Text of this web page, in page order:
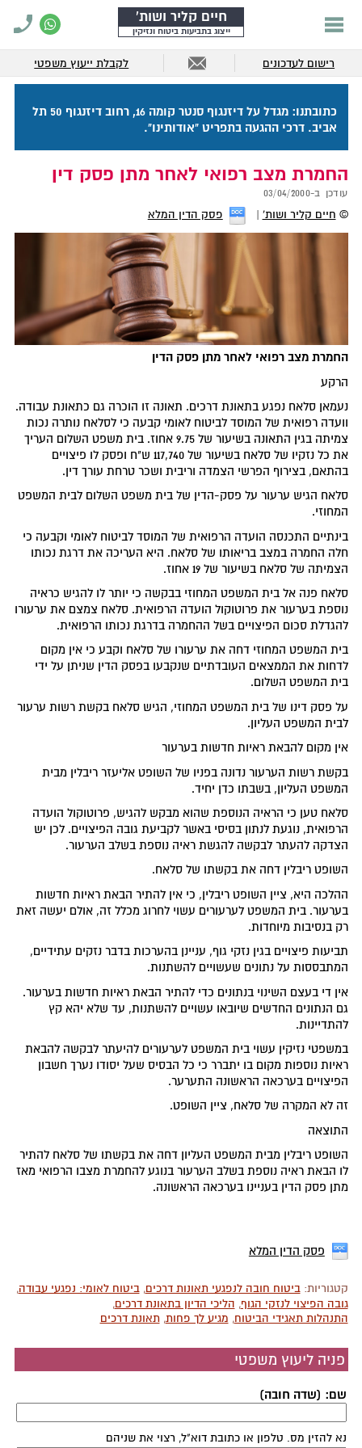
חיים קליר ושות'
ייצוג בתביעות ביטוח ונזיקין
רישום לעדכונים לקבלת ייעוץ משפטי
כתובתנו: מגדל על דיזנגוף סנטר קומה 16, רחוב דיזנגוף 50 תל
אביב. דרכי ההגעה בתפריט "אודותינו".
החמרת מצב רפואי לאחר מתן פסק דין
עודכן ב-03/04/2000
© חיים קליר ושות' פסק הדין המלא
החמרת מצב רפואי לאחר מתן פסק הדין
הרקע
נעמאן סלאח נפגע בתאונת דרכים. תאונה זו הוכרה גם כתאונת עבודה.
וועדה רפואית של המוסד לביטוח לאומי קבעה כי לסלאח נותרה נכות
צמיתה בגין התאונה בשיעור של 9.75 אחוז. בית משפט השלום העריך
את כל נזקיו של סלאח בשיעור של 117,740 ש"ח ופסק לו פיצויים
בהתאם, בצירוף הפרשי הצמדה וריבית ושכר טרחת עורך דין.
סלאח הגיש ערעור על פסק-הדין של בית משפט השלום לבית המשפט
המחוזי.
בינתיים התכנסה הועדה הרפואית של המוסד לביטוח לאומי וקבעה כי
חלה החמרה במצב בריאותו של סלאח. היא העריכה את דרגת נכותו
הצמיתה של סלאח בשיעור של 19 אחוז.
סלאח פנה אל בית המשפט המחוזי בבקשה כי יותר לו להגיש כראיה
נוספת בערעור את פרוטוקול הועדה הרפואית. סלאח צמצם את ערעורו
להגדלת סכום הפיצויים בשל ההחמרה בדרגת נכותו הרפואית.
בית המשפט המחוזי דחה את ערעורו של סלאח וקבע כי אין מקום
לדחות את הממצאים העובדתיים שנקבעו בפסק הדין שניתן על ידי
בית המשפט השלום.
על פסק דינו של בית המשפט המחוזי, הגיש סלאח בקשת רשות ערעור
לבית המשפט העליון.
אין מקום להבאת ראיות חדשות בערעור
בקשת רשות הערעור נדונה בפניו של השופט אליעזר ריבלין מבית
המשפט העליון, בשבתו כדן יחיד.
סלאח טען כי הראיה הנוספת שהוא מבקש להגיש, פרוטוקול הועדה
הרפואית, נוגעת לנתון בסיסי באשר לקביעת גובה הפיצויים. לכן יש
הצדקה להעתר לבקשה להגשת ראיה נוספת בשלב הערעור.
השופט ריבלין דחה את בקשתו של סלאח.
ההלכה היא, ציין השופט ריבלין, כי אין להתיר הבאת ראיות חדשות
בערעור. בית המשפט לערעורים עשוי לחרוג מכלל זה, אולם יעשה זאת
רק בנסיבות מיוחדות.
תביעות פיצויים בגין נזקי גוף, עניינן בהערכות בדבר נזקים עתידיים,
המתבססות על נתונים שעשויים להשתנות.
אין די בעצם השינוי בנתונים כדי להתיר הבאת ראיות חדשות בערעור.
גם הנתונים החדשים שיובאו עשויים להשתנות, עד שלא יהא קץ
להתדיינות.
במשפטי נזיקין עשוי בית המשפט לערעורים להיעתר לבקשה להבאת
ראיות נוספות מקום בו יתברר כי כל הבסיס שעל יסודו נערך חשבון
הפיצויים בערכאה הראשונה התערער.
זה לא המקרה של סלאח, ציין השופט.
התוצאה
השופט ריבלין מבית המשפט העליון דחה את בקשתו של סלאח להתיר
לו הבאת ראיה נוספת בשלב הערעור בנוגע להחמרת מצבו הרפואי מאז
מתן פסק הדין בעניינו בערכאה הראשונה.
פסק הדין המלא
קטגוריות:ביטוח חובה לנפגעי תאונות דרכים,ביטוח לאומי: נפגעי עבודה,
גובה הפיצוי לנזקי הגוף, הליכי הדיון בתאונת דרכים,
התנהלות תאגידי הביטוח, מגיע לך פחות,תאונת דרכים
פניה ליעוץ משפטי
שם: (שדה חובה)
נא להזין מס. טלפון או כתובת דוא"ל, רצוי את שניהם